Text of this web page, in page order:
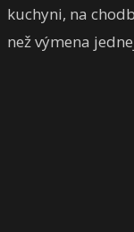
kuchyni, na
než výmena